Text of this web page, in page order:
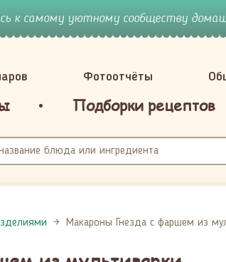
к самому уютному сообществу
Фотоотчёты
Подборки рецептов
Макароны Гнезда с фаршем из